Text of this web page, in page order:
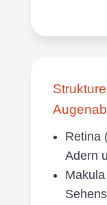
Retina
Adern